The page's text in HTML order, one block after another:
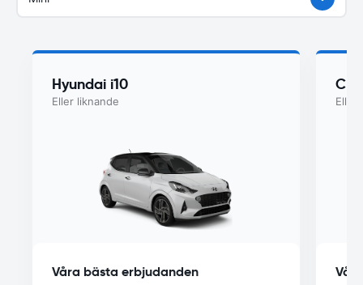
Hyundai i10
Eller liknande
Våra bästa erbjudanden
Eller